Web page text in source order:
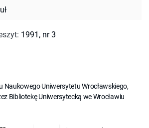
: 1991, nr 3
Naukowego Uniwersytetu Wrocławskiego,
Bibliotekę Uniwersytecką we Wrocławiu